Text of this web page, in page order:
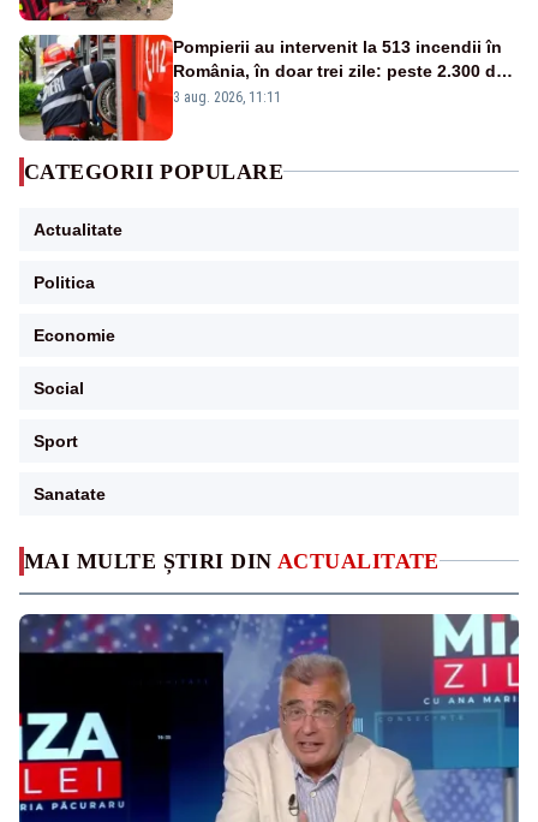
MAI MULTE ȘTIRI DIN ACTUALITATE
Pompierii au intervenit la 513 incendii în
România, în doar trei zile: peste 2.300 de
hectare de teren au fost afectate
3 aug. 2026, 11:11
CATEGORII POPULARE
Actualitate
Politica
Economie
Social
Sport
Sanatate